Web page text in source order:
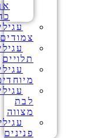
צמודים
תלויים
לבת
מצווה
עגילי
פנינים